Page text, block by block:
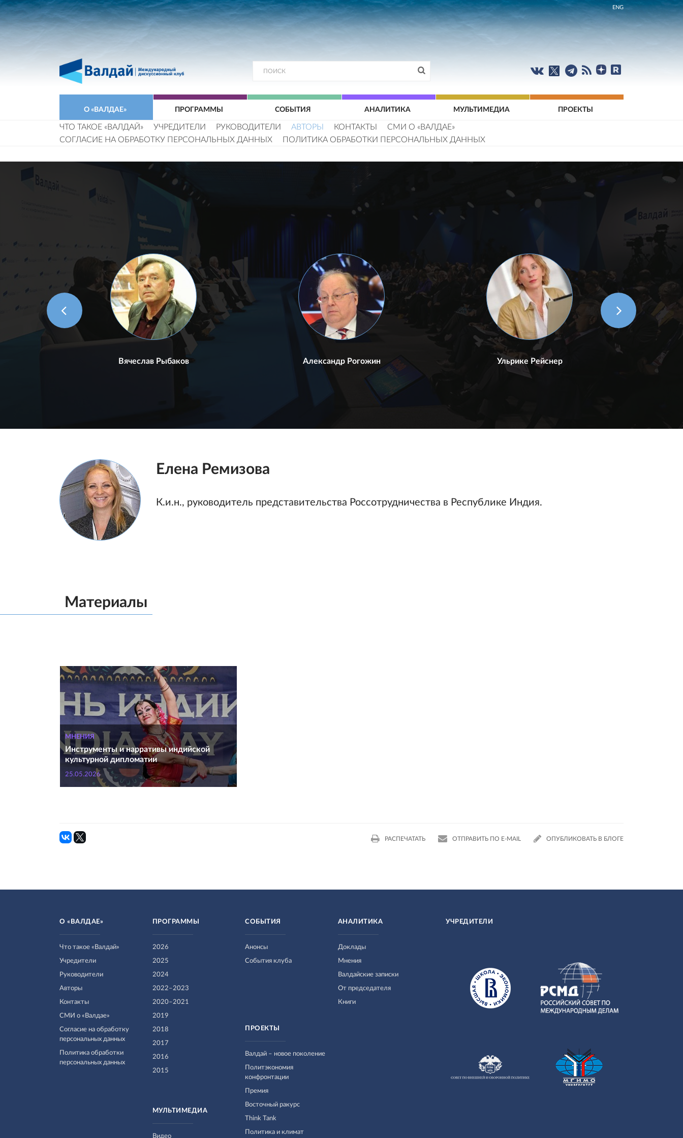
ENG
О «ВАЛДАЕ» ПРОГРАММЫ СОБЫТИЯ АНАЛИТИКА МУЛЬТИМЕДИА ПРОЕКТЫ
ЧТО ТАКОЕ «ВАЛДАЙ» УЧРЕДИТЕЛИ РУКОВОДИТЕЛИ АВТОРЫ КОНТАКТЫ
СМИ О «ВАЛДАЕ»
СОГЛАСИЕ НА ОБРАБОТКУ ПЕРСОНАЛЬНЫХ ДАННЫХ
ПОЛИТИКА ОБРАБОТКИ ПЕРСОНАЛЬНЫХ ДАННЫХ
Вячеслав Рыбаков Александр Рогожин Ульрике Рейснер
Елена Ремизова
К.и.н., руководитель представительства Россотрудничества в Республике Индия.
Материалы
МНЕНИЯ
Инструменты и нарративы индийской
культурной дипломатии
25.05.2026
РАСПЕЧАТАТЬ ОТПРАВИТЬ ПО E-MAIL ОПУБЛИКОВАТЬ В БЛОГЕ
О «ВАЛДАЕ»
Что такое «Валдай»
Учредители
Руководители
Авторы
Контакты
СМИ о «Валдае»
Согласие на обработку
персональных данных
Политика обработки
персональных данных
ПРОГРАММЫ
2026
2025
2024
2022–2023
2020–2021
2019
2018
2017
2016
2015
МУЛЬТИМЕДИА
Видео
СОБЫТИЯ
Анонсы
События клуба
ПРОЕКТЫ
Валдай – новое поколение
Политэкономия
конфронтации
Премия
Восточный ракурс
Think Tank
Политика и климат
АНАЛИТИКА
Доклады
Мнения
Валдайские записки
От председателя
Книги
УЧРЕДИТЕЛИ